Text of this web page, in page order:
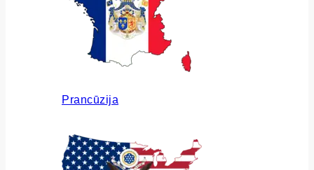
Prancūzija